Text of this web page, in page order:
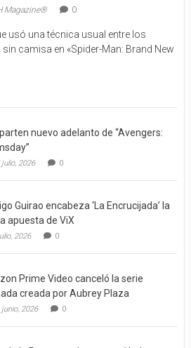
Magazine® 0
usó una técnica usual entre los
camisa en «Spider-Man: Brand New
nuevo adelanto de “Avengers:
julio, 2026 0
Guirao encabeza ‘La Encrucijada’ la
apuesta de ViX
2026 0
Prime Video canceló la serie
creada por Aubrey Plaza
junio, 2026 0